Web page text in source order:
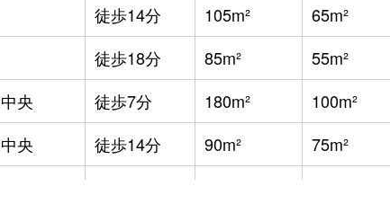
徒歩14分 105m² 65m²
徒歩18分 85m² 55m²
央 徒歩7分 180m² 100m²
央 徒歩14分 90m² 75m²